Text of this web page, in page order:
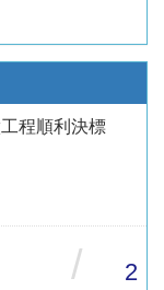
工程順利決標
/ 2